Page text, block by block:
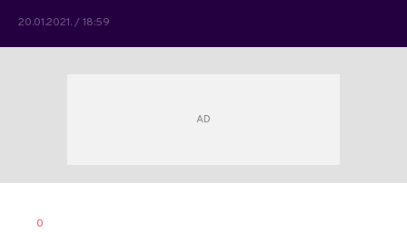
20.01.2021. / 18:59
AUTOR
0